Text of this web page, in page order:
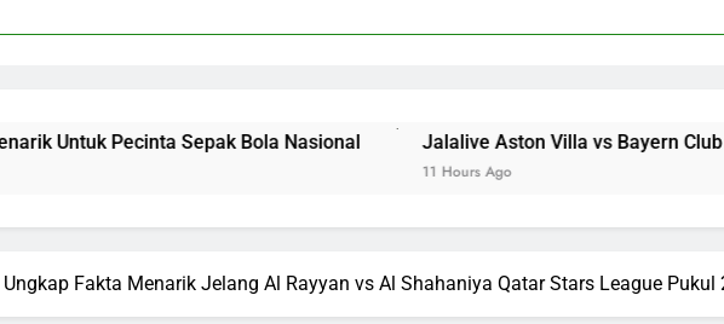
Sepak Bola Nasional Jalalive Aston Villa vs Bayern Club Friendly Malam
Fakta Menarik Jelang Al Rayyan vs Al Shahaniya Qatar Stars League